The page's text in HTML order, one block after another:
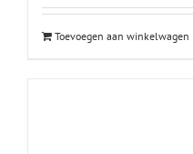
Toevoegen aan winkelwagen